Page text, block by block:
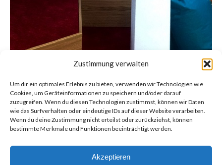
Zustimmung verwalten
Um dir ein optimales Erlebnis zu bieten, verwenden wir Technologien wie
Cookies, um Geräteinformationen zu speichern und/oder darauf
zuzugreifen. Wenn du diesen Technologien zustimmst, können wir Daten
wie das Surfverhalten oder eindeutige IDs auf dieser Website verarbeiten.
Wenn du deine Zustimmung nicht erteilst oder zurückziehst, können
bestimmte Merkmale und Funktionen beeinträchtigt werden.
Akzeptieren